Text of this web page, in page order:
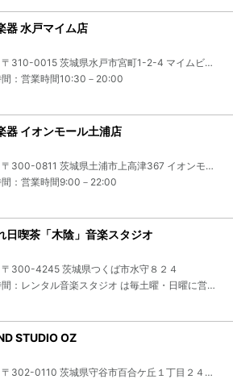
器 水戸マイム店
住所：〒310-0015 茨城県水戸市宮町1-2-4 マイムビルB1
間：営業時間10:30－20:00
器 イオンモール土浦店
住所：〒300-0811 茨城県土浦市上高津367 イオンモール土浦3F
間：営業時間9:00－22:00
日喫茶「木陰」音楽スタジオ
300-4245 茨城県つくば市水守８２４
営業時間：レンタル音楽スタジオ は毎土曜・日曜に営業しております。 時間帯は１０：００～１６：００
STUDIO OZ
住所：〒302-0110 茨城県守谷市百合ケ丘１丁目２４１４－１１